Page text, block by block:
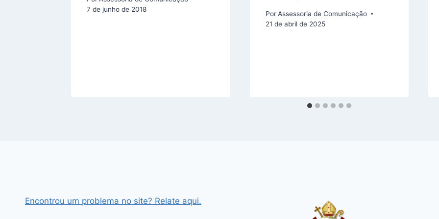
7 de junho de 2018
Por Assessoria de Comunicação
21 de abril de 2025
Encontrou um problema no site? Relate aqui.